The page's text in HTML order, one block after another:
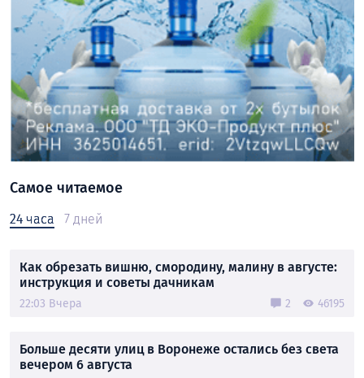
Самое читаемое
24 часа 7 дней
Как обрезать вишню, смородину, малину в августе:
инструкция и советы дачникам
22:03 Вчера 2 46195
Больше десяти улиц в Воронеже остались без света
вечером 6 августа